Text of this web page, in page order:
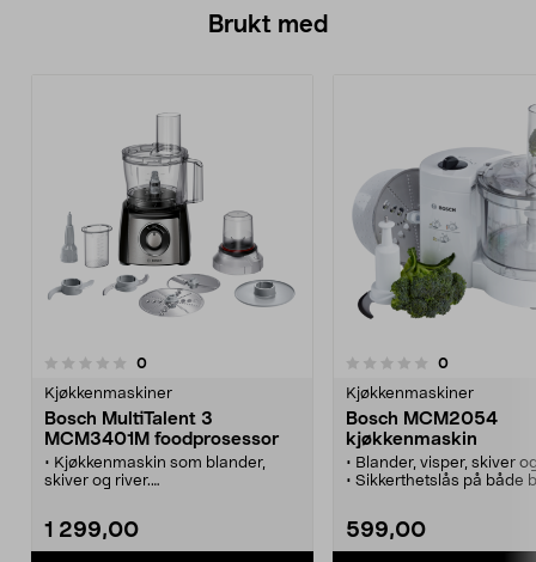
Brukt med
0anmeldelser
Kjøkkenmaskiner
Bosch MultiTalent 3
MCM3401M foodprosessor
• Kjøkkenmaskin som blander,
skiver og river.
• Multifunksjonskniv i rustfritt stål.
• Klarer det meste - hakker, skiver,
1 299,00
0.0 av 5 stjerner 0anmeldelser
Kjøkkenmaskiner
Bosch MCM2054
kjøkkenmaskin
• Blander, visper, skiver
• Sikkerthetslås på både
599,00
0.0 av 5 stjerner